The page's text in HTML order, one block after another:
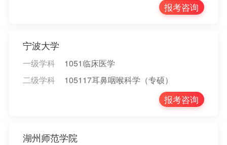
报考咨询
宁波大学
一级学科
1051临床医学
二级学科
105117耳鼻咽喉科学（专硕）
报考咨询
湖州师范学院